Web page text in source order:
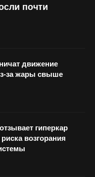
почти
движение
за жары свыше
гиперкар
возгорания